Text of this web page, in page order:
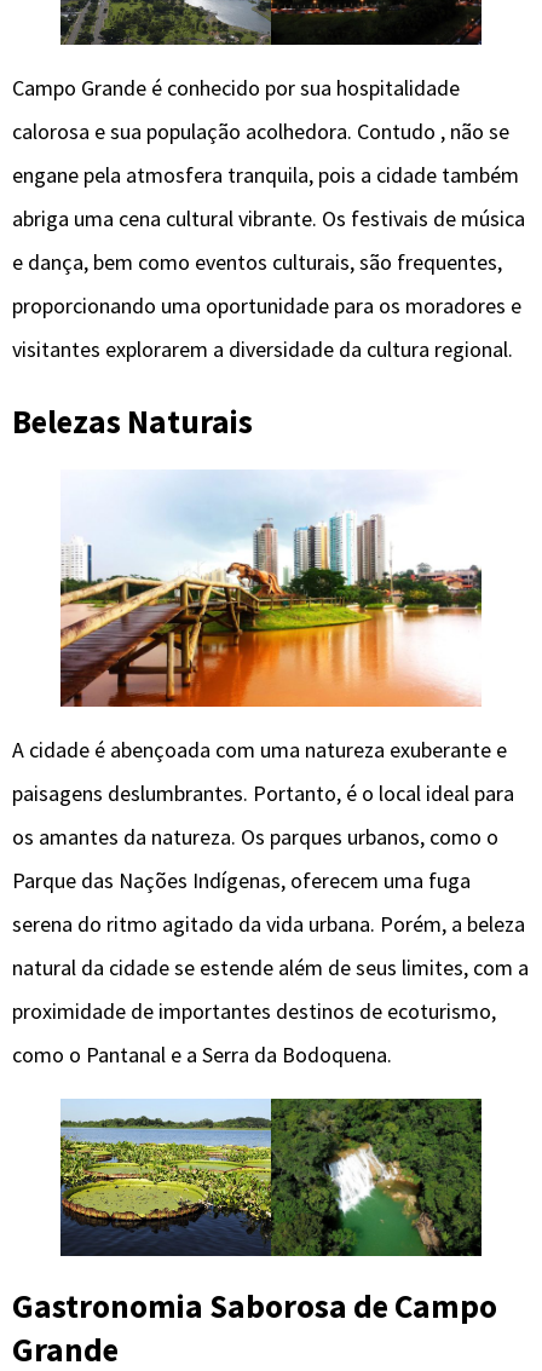
Campo Grande é conhecido por sua hospitalidade
calorosa e sua população acolhedora. Contudo , não se
engane pela atmosfera tranquila, pois a cidade também
abriga uma cena cultural vibrante. Os festivais de música
e dança, bem como eventos culturais, são frequentes,
proporcionando uma oportunidade para os moradores e
visitantes explorarem a diversidade da cultura regional.
Belezas Naturais
A cidade é abençoada com uma natureza exuberante e
paisagens deslumbrantes. Portanto, é o local ideal para
os amantes da natureza. Os parques urbanos, como o
Parque das Nações Indígenas, oferecem uma fuga
serena do ritmo agitado da vida urbana. Porém, a beleza
natural da cidade se estende além de seus limites, com a
proximidade de importantes destinos de ecoturismo,
como o Pantanal e a Serra da Bodoquena.
Gastronomia Saborosa de Campo
Grande